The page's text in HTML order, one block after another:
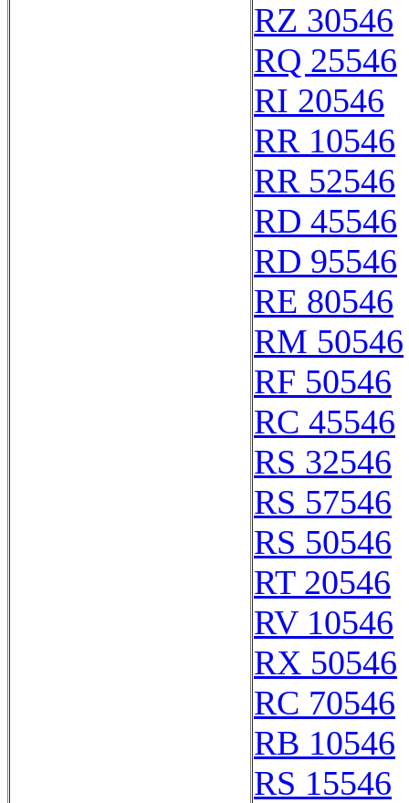
RZ 30546
RQ 25546
RI 20546
RR 10546
RR 52546
RD 45546
RD 95546
RE 80546
RM 50546
RF 50546
RC 45546
RS 32546
RS 57546
RS 50546
RT 20546
RV 10546
RX 50546
RC 70546
RB 10546
RS 15546